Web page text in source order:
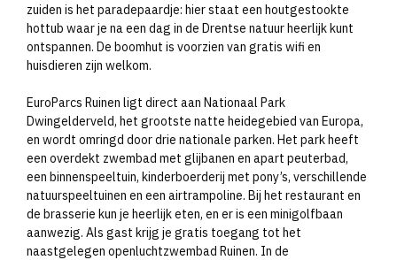
zuiden is het paradepaardje: hier staat een houtgestookte
hottub waar je na een dag in de Drentse natuur heerlijk kunt
ontspannen. De boomhut is voorzien van gratis wifi en
huisdieren zijn welkom.
EuroParcs Ruinen ligt direct aan Nationaal Park
Dwingelderveld, het grootste natte heidegebied van Europa,
en wordt omringd door drie nationale parken. Het park heeft
een overdekt zwembad met glijbanen en apart peuterbad,
een binnenspeeltuin, kinderboerderij met pony’s, verschillende
natuurspeeltuinen en een airtrampoline. Bij het restaurant en
de brasserie kun je heerlijk eten, en er is een minigolfbaan
aanwezig. Als gast krijg je gratis toegang tot het
naastgelegen openluchtzwembad Ruinen. In de